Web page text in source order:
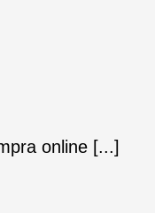
online [...]